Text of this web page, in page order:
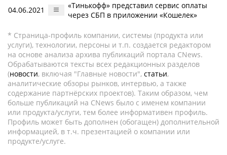
04.06.2021
«Тинькофф» представил сервис оплаты
через СБП в приложении «Кошелек»
* Страница-профиль компании, системы (продукта или
услуги), технологии, персоны и т.п. создается редактором
на основе анализа архива публикаций портала CNews.
Обрабатываются тексты всех редакционных разделов
(новости, включая "Главные новости", статьи,
аналитические обзоры рынков, интервью, а также
содержание партнёрских проектов). Таким образом, чем
больше публикаций на CNews было с именем компании
или продукта/услуги, тем более информативен профиль.
Профиль может быть дополнен (обогащен) дополнительной
информацией, в т.ч. презентацией о компании или
продукте/услуге.